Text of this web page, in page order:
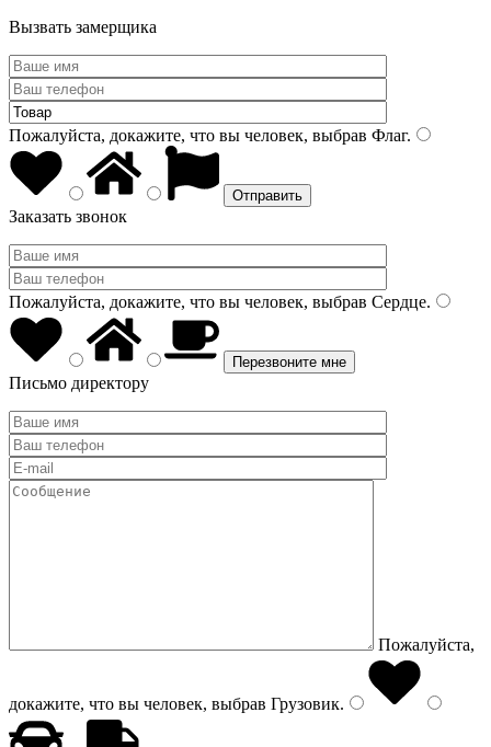
Вызвать замерщика
Пожалуйста, докажите, что вы человек, выбрав Флаг.
Заказать звонок
Пожалуйста, докажите, что вы человек, выбрав Сердце.
Письмо директору
Пожалуйста,
докажите, что вы человек, выбрав Грузовик.